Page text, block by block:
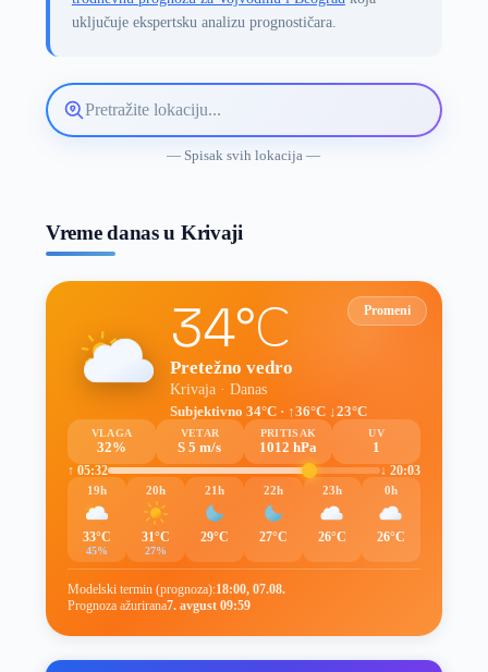
uključuje ekspertsku analizu prognostičara.
Pretražite
lokaciju
— Spisak svih lokacija —
Vreme danas u Krivaji
Promeni
34°C
Pretežno vedro
Krivaja · Danas
Subjektivno 34°C · ↑36°C ↓23°C
VLAGA
32%
VETAR
S 5 m/s
PRITISAK
1012 hPa
UV
1
↑ 05:32
↓ 20:03
19h
33°C
45%
20h
31°C
27%
21h
29°C
22h
27°C
23h
26°C
0h
26°C
Modelski termin (prognoza):18:00, 07.08.
Prognoza ažurirana7. avgust 09:59